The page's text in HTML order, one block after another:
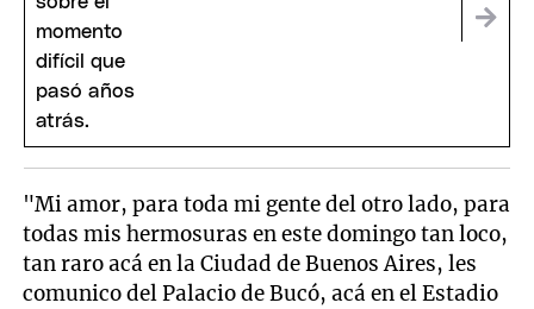
"Mi amor, para toda mi gente del otro lado, para
todas mis hermosuras en este domingo tan loco,
tan raro acá en la Ciudad de Buenos Aires, les
comunico del Palacio de Bucó, acá en el Estadio